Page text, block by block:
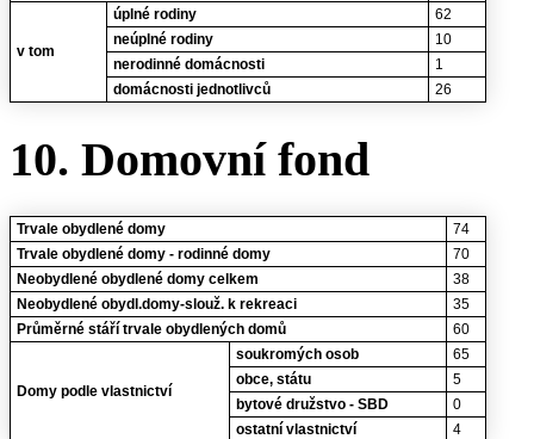
v tom
úplné rodiny
62
neúplné rodiny
10
nerodinné domácnosti
1
domácnosti jednotlivců
26
10. Domovní fond
Trvale obydlené domy
74
Trvale obydlené domy - rodinné domy
70
Neobydlené obydlené domy celkem
38
Neobydlené obydl.domy-slouž. k rekreaci
35
Průměrné stáří trvale obydlených domů
60
Domy podle vlastnictví
soukromých osob
65
obce, státu
5
bytové družstvo - SBD
0
ostatní vlastnictví
4